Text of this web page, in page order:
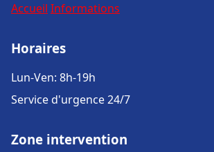
Accueil Informations
Horaires
Lun-Ven: 8h-19h
Service d'urgence 24/7
Zone intervention